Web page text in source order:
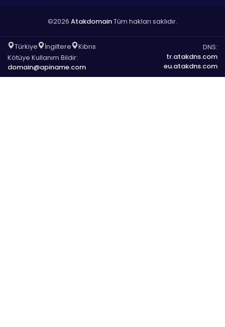
©2026 AtakdomainTüm hakları saklıdır.
Türkiye İngiltere
Kıbrıs
Kötüye Kullanım Bildir:
domain@apiname.com
DNS:
tr.atakdns.com
eu.atakdns.com